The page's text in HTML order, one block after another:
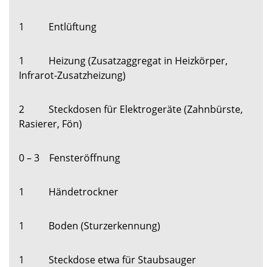
1 Entlüftung
1 Heizung (Zusatzaggregat in Heizkörper,
Infrarot-Zusatzheizung)
2 Steckdosen für Elektrogeräte (Zahnbürste,
Rasierer, Fön)
0 – 3 Fensteröffnung
1 Händetrockner
1 Boden (Sturzerkennung)
1 Steckdose etwa für Staubsauger